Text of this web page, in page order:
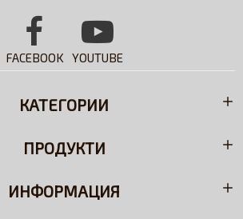
FACEBOOK YOUTUBE
КАТЕГОРИИ
ПРОДУКТИ
ИНФОРМАЦИЯ